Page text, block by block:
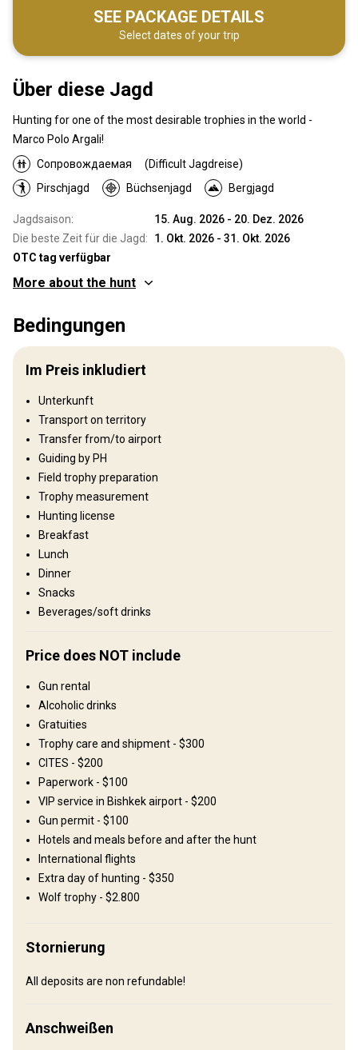
Über diese Jagd
Hunting for one of the most desirable trophies in the world -
Marco Polo Argali!
Сопровождаемая
(Difficult Jagdreise)
Pirschjagd
Büchsenjagd Bergjagd
Jagdsaison:
15. Aug. 2026 - 20. Dez. 2026
Die beste Zeit für die Jagd:
1. Okt. 2026 - 31. Okt. 2026
OTC tag verfügbar
Jagdgebiet
Umzäunung:
Reviergröße:
Gesprochene Sprachen:
Jagdbetrieb seit:
Gelände
Plains: 20%, Hills: 20%, Gebirge 60%
Landschaft
Fields/Bush: 99%, Forest: 1%
Wo werde ich wohnen
Base camp
Electricity Horse riding
Solar power
Anreise
Wegbeschreibung
Upon arrival to Bishkek you will be met by the outfitter who will
take care of customs formalities and then transfer you to the
Nächstgelegener Flughafen:
Flughafentransfer:
Ja
More about the hunt
Bedingungen
Im Preis inkludiert
Unterkunft
Transport on territory
Transfer from/to airport
Guiding by PH
Field trophy preparation
Trophy measurement
Hunting license
Breakfast
Lunch
Dinner
Snacks
Beverages/soft drinks
Price does NOT include
Gun rental
Alcoholic drinks
Gratuities
Trophy care and shipment - $300
CITES - $200
Paperwork - $100
VIP service in Bishkek airport - $200
Gun permit - $100
Hotels and meals before and after the hunt
International flights
Extra day of hunting - $350
Wolf trophy - $2.800
Stornierung
All deposits are non refundable!
Anschweißen
SEE PACKAGE DETAILS
Select dates of your trip